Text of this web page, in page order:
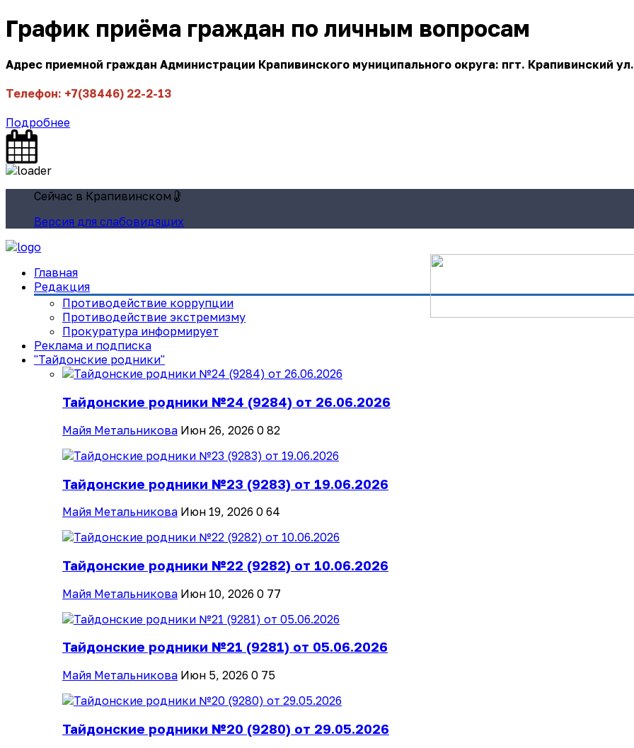
График приёма граждан по личным вопросам
Адрес приемной граждан Администрации Крапивинского муниципального округа: пгт. Крапивинский
Телефон: +7(38446) 22-2-13
Подробнее
Сейчас в Крапивинском
Версия для слабовидящих
Главная
Редакция
Противодействие коррупции
Противодействие экстремизму
Прокуратура информирует
Реклама и подписка
"Тайдонские родники"
Тайдонские родники №24 (9284) от 26.06.2026
Майя Метальникова Июн 26, 2026 0 82
Тайдонские родники №23 (9283) от 19.06.2026
Майя Метальникова Июн 19, 2026 0 64
Тайдонские родники №22 (9282) от 10.06.2026
Майя Метальникова Июн 10, 2026 0 77
Тайдонские родники №21 (9281) от 05.06.2026
Майя Метальникова Июн 5, 2026 0 75
Тайдонские родники №20 (9280) от 29.05.2026